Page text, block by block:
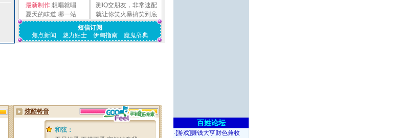
最新制作 想唱就唱
夏天的味道 哪一站
测IQ交朋友，非常速配
就让你笑火暴搞笑到底
短信订阅
焦点新闻
魅力贴士 伊甸指南 魔鬼辞典
百姓论坛
· [游戏]赚钱大亨财色兼收